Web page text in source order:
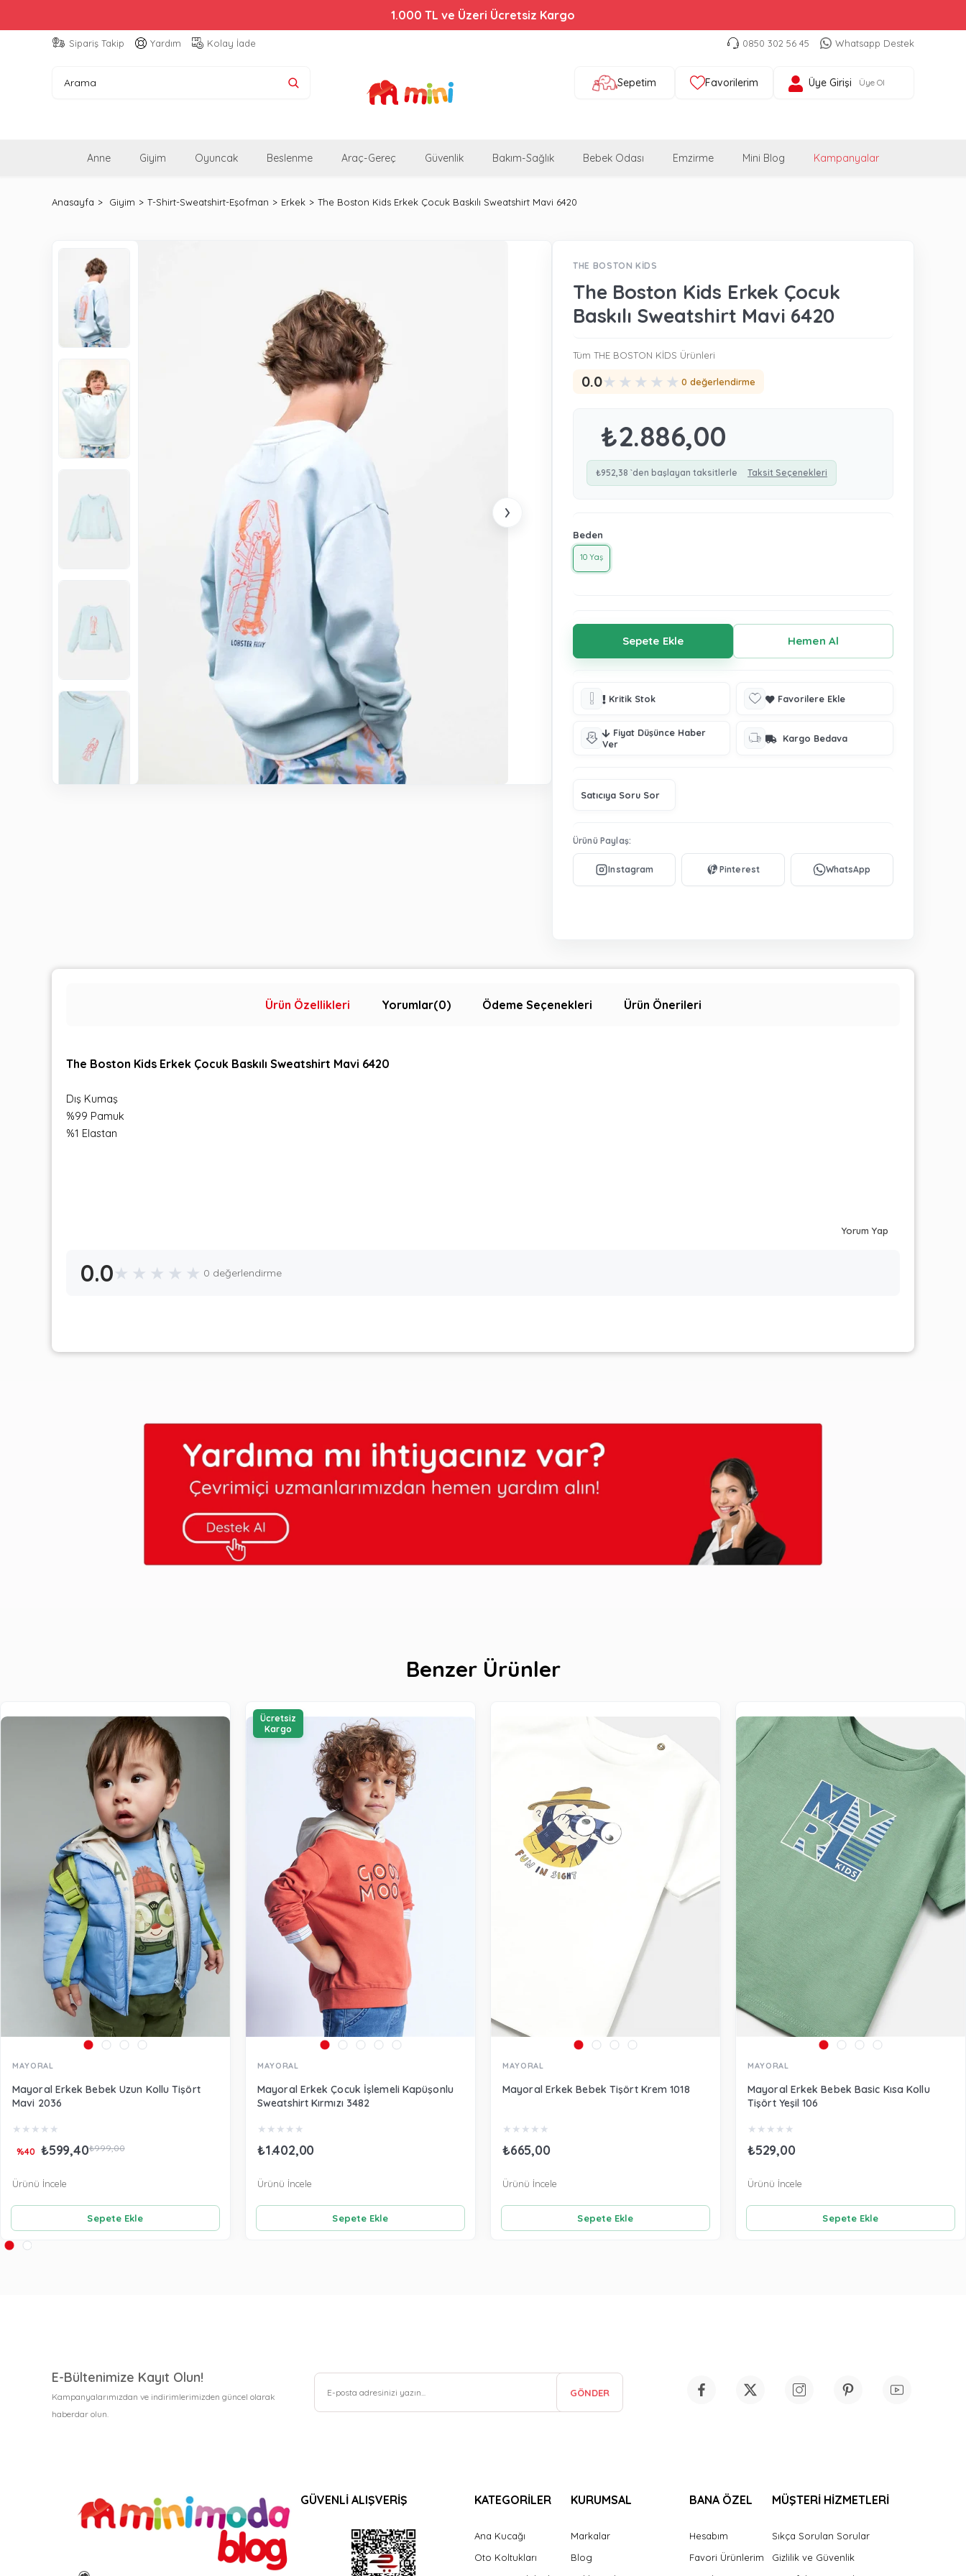
1.000 TL ve Üzeri Ücretsiz Kargo
Sipariş Takip Yardım Kolay İade 0850 302 56 45 Whatsapp Destek
Sepetim Favorilerim Üye Girişi Üye Ol
Anne Giyim Oyuncak Beslenme Araç-Gereç Güvenlik Bakım-Sağlık Bebek Odası Emzirme Mini Blog Kampanyalar
Anasayfa Giyim T-Shirt-Sweatshirt-Eşofman Erkek The Boston Kids Erkek Çocuk Baskılı Sweatshirt Mavi 6420
›
THE BOSTON KİDS
The Boston Kids Erkek Çocuk
Baskılı Sweatshirt Mavi 6420
Tüm THE BOSTON KİDS Ürünleri
0.0★ ★ ★ ★ ★ 0 değerlendirme
₺2.886,00
₺952,38 `den başlayan taksitlerle Taksit Seçenekleri
Beden
10 Yaş
Kritik Stok Favorilere Ekle
Fiyat Düşünce Haber
Ver
Kargo Bedava
Satıcıya Soru Sor
Ürünü Paylaş:
Ürün Özellikleri Yorumlar(0) Ödeme Seçenekleri Ürün Önerileri
The Boston Kids Erkek Çocuk Baskılı Sweatshirt Mavi 6420
Dış Kumaş
%99 Pamuk
%1 Elastan
Yorum Yap
0.0★ ★ ★ ★ ★ 0 değerlendirme
Benzer Ürünler
MAYORAL
Mayoral Erkek Bebek Uzun Kollu Tişört
Mavi 2036
★ ★ ★ ★ ★
₺599,40₺999,00
%40
Sepete Ekle
Ürünü İncele
MAYORAL
Mayoral Erkek Çocuk İşlemeli Kapüşonlu
Sweatshirt Kırmızı 3482
★ ★ ★ ★ ★
₺1.402,00
Sepete Ekle
Ürünü İncele
Ücretsiz
Kargo
MAYORAL
Mayoral Erkek Bebek Tişört Krem 1018
★ ★ ★ ★ ★
₺665,00
Sepete Ekle
Ürünü İncele
MAYORAL
Mayoral Erkek Bebek Basic Kısa Kollu
Tişört Yeşil 106
★ ★ ★ ★ ★
₺529,00
Sepete Ekle
Ürünü İncele
E-Bültenimize Kayıt Olun!
Kampanyalarımızdan ve indirimlerimizden güncel olarak
haberdar olun.
GÖNDER
GÜVENLİ ALIŞVERİŞ KATEGORİLER
Ana Kucağı
Oto Koltukları
KURUMSAL
Markalar
Blog
BANA ÖZEL
Hesabım
Favori Ürünlerim
MÜŞTERİ HİZMETLERİ
Sıkça Sorulan Sorular
Gizlilik ve Güvenlik